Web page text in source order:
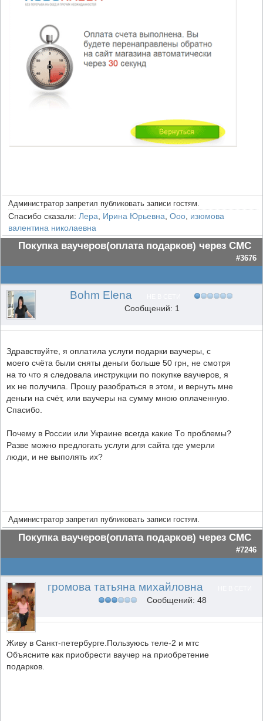
Администратор запретил публиковать записи гостям.
Спасибо сказали: Лера Ирина Юрьевна Ooo изюмова
валентина николаевна
Покупка ваучеров(оплата подарков) через СМС
#3676
Bohm Elena
Сообщений: 1
Здравствуйте, я оплатила услуги подарки ваучеры, с
моего счёта были сняты деньги больше 50 грн, не смотря
на то что я следовала инстрyкции по покупке ваучеров, я
их не получила. Прошу разобраться в этом, и вернуть мне
деньги на счёт, или ваучеры на сумму мною оплаченную.
Спасибо.
Почему в России или Украине всегда какие Tо проблемы?
Разве можно предлогать услуги для сайта где умерли
люди, и не выполять их?
Администратор запретил публиковать записи гостям.
Покупка ваучеров(оплата подарков) через СМС
#7246
громова татьяна михайловна
Сообщений: 48
Живу в Санкт-петербурге.Пользуюсь теле-2 и мтс
Объясните как приобрести ваучер на приобретение
подарков.